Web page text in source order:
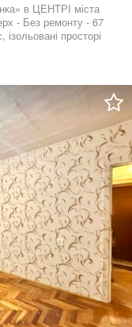
в ЦЕНТРІ міста
- Без ремонту - 67
просторі
міста. Поруч
зупинка,